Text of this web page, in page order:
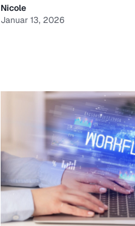
Nicole
Januar 13, 2026